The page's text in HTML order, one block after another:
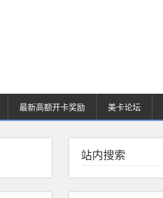
最新高额开卡奖励 美卡论坛
站内搜索